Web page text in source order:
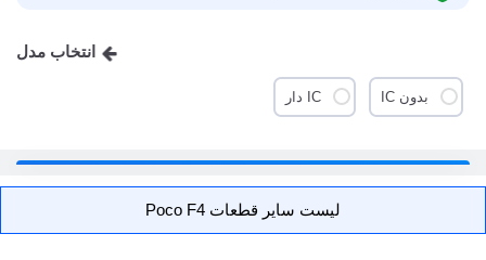
انتخاب مدل
بدون IC IC دار
لیست سایر قطعات Poco F4